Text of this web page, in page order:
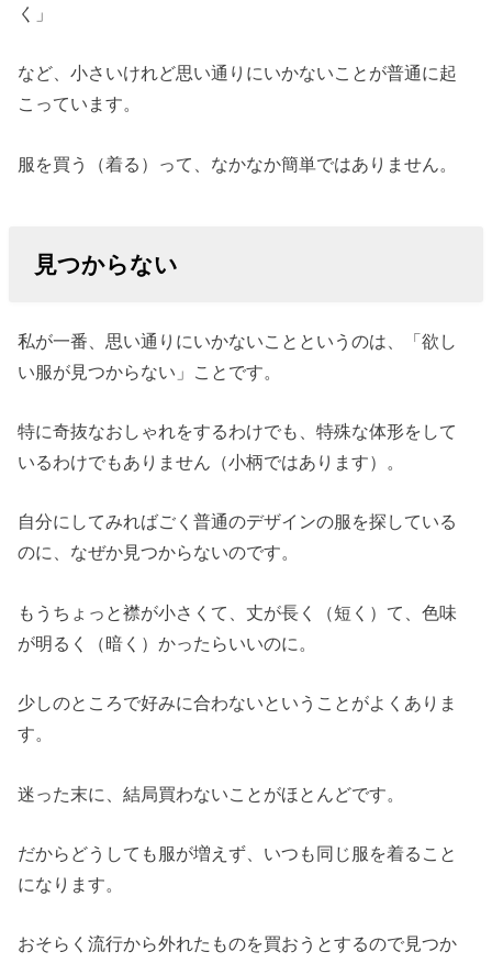
く」
など、小さいけれど思い通りにいかないことが普通に起
こっています。
服を買う（着る）って、なかなか簡単ではありません。
見つからない
私が一番、思い通りにいかないことというのは、「欲し
い服が見つからない」ことです。
特に奇抜なおしゃれをするわけでも、特殊な体形をして
いるわけでもありません（小柄ではあります）。
自分にしてみればごく普通のデザインの服を探している
のに、なぜか見つからないのです。
もうちょっと襟が小さくて、丈が長く（短く）て、色味
が明るく（暗く）かったらいいのに。
少しのところで好みに合わないということがよくありま
す。
迷った末に、結局買わないことがほとんどです。
だからどうしても服が増えず、いつも同じ服を着ること
になります。
おそらく流行から外れたものを買おうとするので見つか